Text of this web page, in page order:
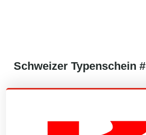
Schweizer Typenschein #